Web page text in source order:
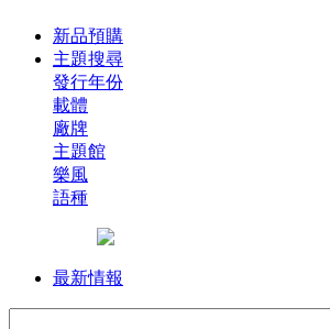
新品預購
主題搜尋
發行年份
載體
廠牌
主題館
樂風
語種
最新情報